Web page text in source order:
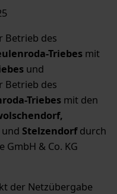
Betrieb des
Triebes mit
und
Betrieb des
Triebesmit den
und Stelzendorfdurch
GmbH & Co. KG
der Netzübergabe